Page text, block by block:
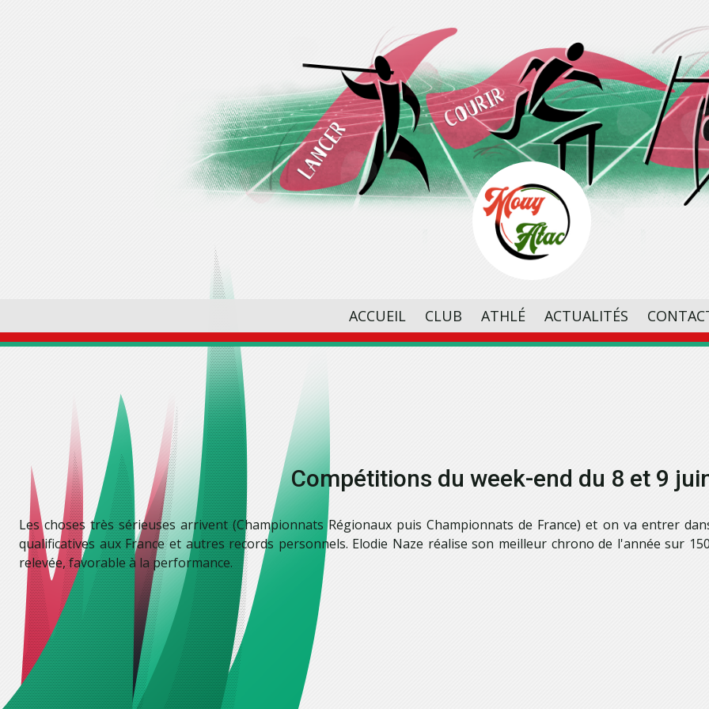
ACCUEIL CLUB ATHLÉ ACTUALITÉS
Compétitions du week-end du 8 et 9
Les choses très sérieuses arrivent (Championnats Régionaux puis Championnats de France) et on va entrer
qualificatives aux France et autres records personnels. Elodie Naze réalise son meilleur chrono de l'année sur
relevée, favorable à la performance.